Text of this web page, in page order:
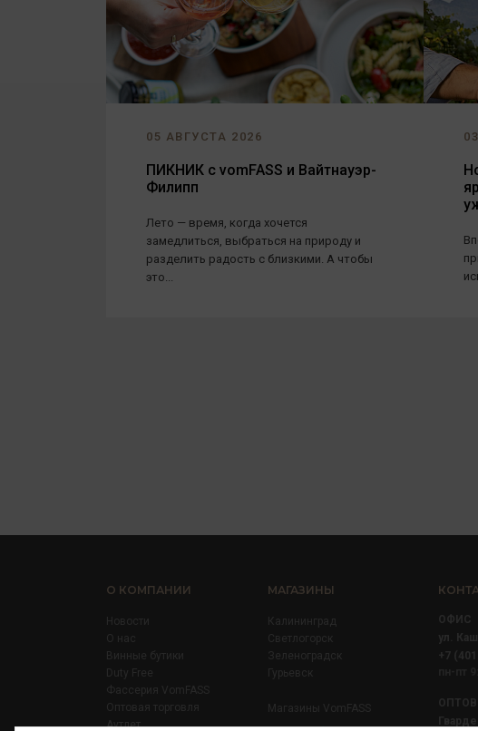
05 АВГУСТА 2026
ПИКНИК с vomFASS и Вайтнауэр-
Филипп
Лето — время, когда хочется
замедлиться, выбраться на природу и
разделить радость с близкими. А чтобы
это...
О КОМПАНИИ
Новости
О нас
Винные бутики
Duty Free
Фассерия VomFASS
Оптовая торговля
Аутлет
МАГАЗИНЫ
Калининград
Светлогорск
Зеленоградск
Гурьевск
Магазины VomFASS
ОФИС
ул.
+7